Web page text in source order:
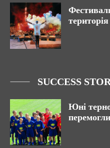
SUCCESS
Юні